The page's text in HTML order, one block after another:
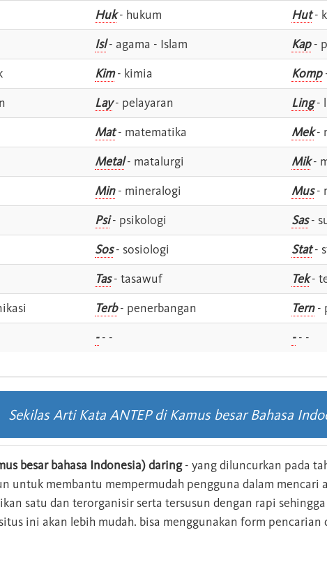
Huk- hukum Hut-
Isl- agama - Islam Kap-
Kim- kimia Komp
Lay- pelayaran Ling-
Mat- matematika Mek-
Metal- matalurgi Mik-
Min- mineralogi Mus-
Psi- psikologi Sas-
Sos- sosiologi Stat-
Tas- tasawuf Tek-
Terb- penerbangan Tern-
-- - -- -
Sekilas Arti Kata ANTEP di Kamus besar Bahasa
besar bahasa Indonesia) daring- yang diluncurkan pada
untuk membantu mempermudah pengguna dalam mencari
satu dan terorganisir serta tersusun dengan rapi
ini akan lebih mudah. bisa menggunakan form pencarian